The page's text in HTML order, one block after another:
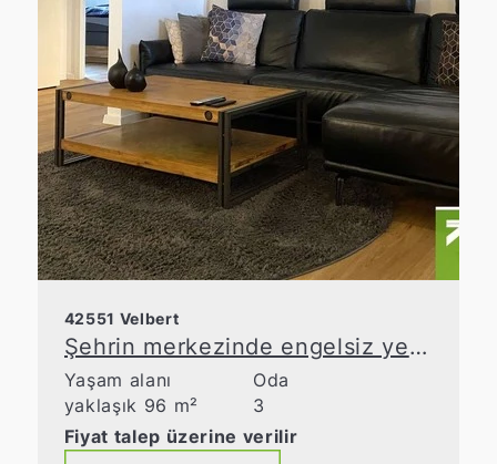
42551 Velbert
Şehrin merkezinde engelsiz yeni bina standardı
Yaşam alanı
yaklaşık 96 m²
Oda
3
Fiyat talep üzerine verilir